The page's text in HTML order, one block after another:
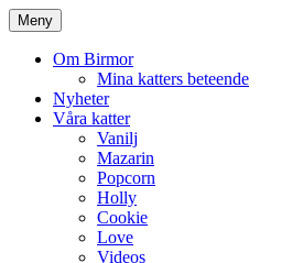
Meny
Om Birmor
Mina katters beteende
Nyheter
Våra katter
Vanilj
Mazarin
Popcorn
Holly
Cookie
Love
Videos